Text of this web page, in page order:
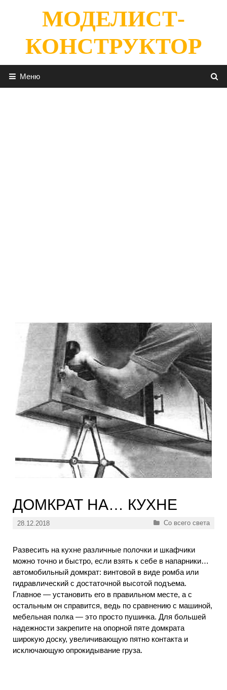
содержимомуМОДЕЛИСТ-
КОНСТРУКТОР
Меню
ДОМКРАТ НА… КУХНЕ
28.12.2018 Рубрики
Со всего света
Развесить на кухне различные полочки и шкафчики
можно точно и быстро, если взять к себе в напарники…
автомобильный домкрат: винтовой в виде ромба или
гидравлический с достаточной высотой подъема.
Главное — установить его в правильном месте, а с
остальным он справится, ведь по сравнению с машиной,
мебельная полка — это просто пушинка. Для большей
надежности закрепите на опорной пяте домкрата
широкую доску, увеличивающую пятно контакта и
исключающую опрокидывание груза.